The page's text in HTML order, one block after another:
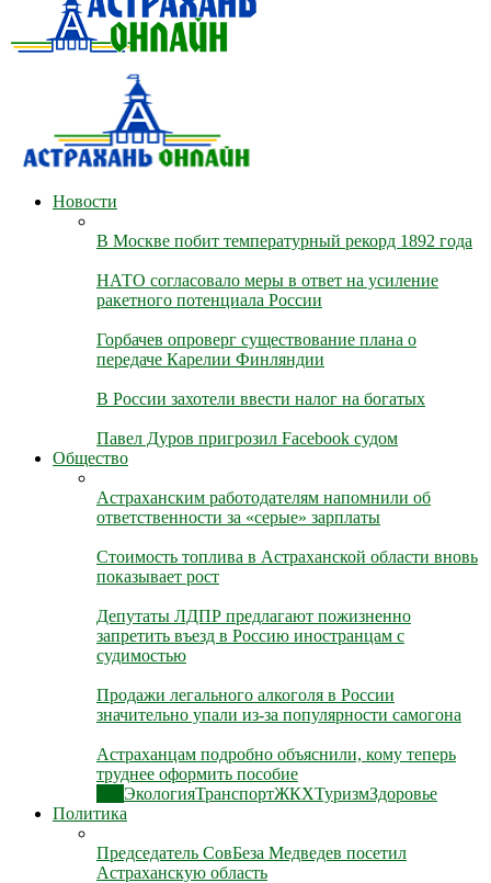
Новости
В Москве побит температурный рекорд 1892 года
НАТО согласовало меры в ответ на усиление
ракетного потенциала России
Горбачев опроверг существование плана о
передаче Карелии Финляндии
В России захотели ввести налог на богатых
Павел Дуров пригрозил Facebook судом
Общество
Астраханским работодателям напомнили об
ответственности за «серые» зарплаты
Стоимость топлива в Астраханской области вновь
показывает рост
Депутаты ЛДПР предлагают пожизненно
запретить въезд в Россию иностранцам с
судимостью
Продажи легального алкоголя в России
значительно упали из-за популярности самогона
Астраханцам подробно объяснили, кому теперь
труднее оформить пособие
ЭкологияТранспортЖКХТуризмЗдоровье
Политика
Председатель СовБеза Медведев посетил
Астраханскую область